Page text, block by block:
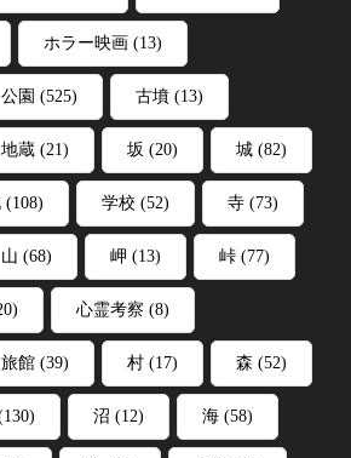
ホラー映画 (13)
公園 (525) 古墳 (13)
地蔵 (21) 坂 (20) 城 (82)
(108) 学校 (52) 寺 (73)
山 (68) 岬 (13) 峠 (77)
心霊考察 (8)
旅館 (39) 村 (17) 森 (52)
沼 (12) 海 (58)